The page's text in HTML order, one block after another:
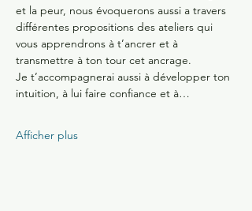
et la peur, nous évoquerons aussi a travers
différentes propositions des ateliers qui
vous apprendrons à t’ancrer et à
transmettre à ton tour cet ancrage.
Je t’accompagnerai aussi à développer ton
intuition, à lui faire confiance et à…
Afficher plus